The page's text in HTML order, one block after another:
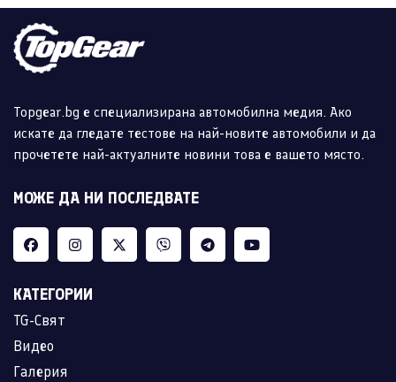
Topgear.bg е специализирана автомобилна медия. Ако
искате да гледате тестове на най-новите автомобили и да
прочетете най-актуалните новини това е вашето място.
МОЖЕ ДА НИ ПОСЛЕДВАТЕ
КАТЕГОРИИ
TG-Свят
Видео
Галерия